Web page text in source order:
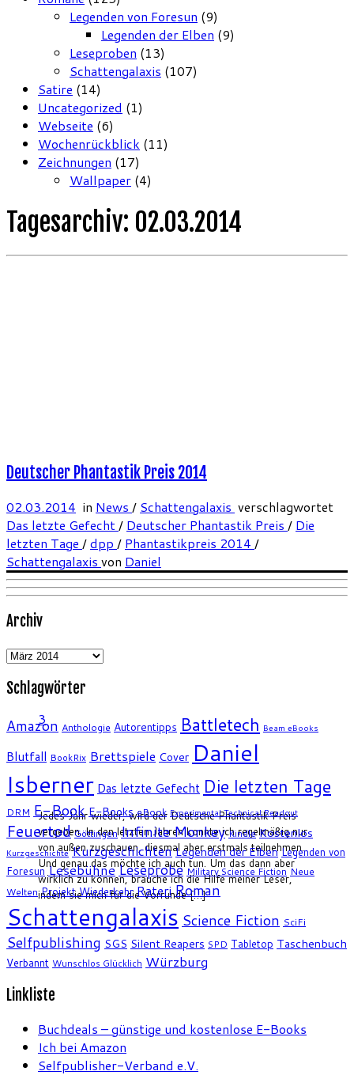
Legenden von Foresun (9)
Legenden der Elben (9)
Leseproben (13)
Schattengalaxis (107)
Satire (14)
Uncategorized (1)
Webseite (6)
Wochenrückblick (11)
Zeichnungen (17)
Wallpaper (4)
Tagesarchiv: 02.03.2014
3
Jedes Jahr wieder, wird der Deutsche Phantastik Preis
vergeben. In den letzten Jahren konnte ich regelmäßig nur
von außen zuschauen, diesmal aber erstmals teilnehmen.
Und genau das möchte ich auch tun. Um das dann aber
wirklich zu können, brauche ich die Hilfe meiner Leser,
indem sie mich für die Vorrunde […]
Deutscher Phantastik Preis 2014
02.03.2014 in News / Schattengalaxis verschlagwortet
Das letzte Gefecht/ Deutscher Phantastik Preis / Die
letzten Tage /dpp / Phantastikpreis 2014 /
Schattengalaxis von Daniel
Archiv
Archiv
Schlagwörter
Amazon Anthologie Autorentipps Battletech Beam eBooks
Blutfall BookRix Brettspiele Cover Daniel
Isberner Das letzte Gefecht Die letzten Tage
DRM E-Book E-Books eBook Experimental Technical Readout
Feuertod Göttingen Infinite Monkey Kindle Kostenlos
Kurzgeschichte Kurzgeschichten Legenden der Elben Legenden von
Foresun Lesebühne Leseprobe Military Science Fiction Neue
Welten Projekt Wiederkehr Rateri Roman
Schattengalaxis Science Fiction SciFi
Selfpublishing SGS Silent Reapers SPD Tabletop Taschenbuch
Verbannt Wunschlos Glücklich Würzburg
Linkliste
Buchdeals – günstige und kostenlose E-Books
Ich bei Amazon
Selfpublisher-Verband e.V.